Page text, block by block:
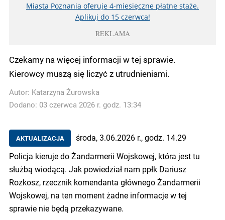
Miasta Poznania oferuje 4-miesięczne płatne staże.
Aplikuj do 15 czerwca!
REKLAMA
Czekamy na więcej informacji w tej sprawie.
Kierowcy muszą się liczyć z utrudnieniami.
Autor: Katarzyna Żurowska
Dodano: 03 czerwca 2026 r. godz. 13:34
AKTUALIZACJA
środa, 3.06.2026 r., godz. 14.29
Policja kieruje do Żandarmerii Wojskowej, która jest tu
służbą wiodącą. Jak powiedział nam ppłk Dariusz
Rozkosz, rzecznik komendanta głównego Żandarmerii
Wojskowej, na ten moment żadne informacje w tej
sprawie nie będą przekazywane.